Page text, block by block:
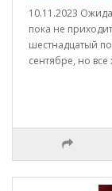
10.11.2023
пока не
шестнадцатый
сентябре, но все